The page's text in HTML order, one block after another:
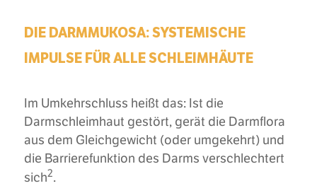
DIE DARMMUKOSA: SYSTEMISCHE
IMPULSE FÜR ALLE SCHLEIMHÄUTE
Im Umkehrschluss heißt das: Ist die
Darmschleimhaut gestört, gerät die Darmflora
aus dem Gleichgewicht (oder umgekehrt) und
die Barrierefunktion des Darms verschlechtert
sich2.